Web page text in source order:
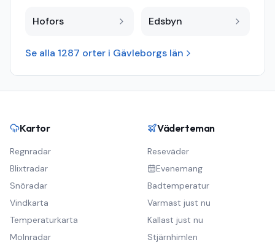
Hofors Edsbyn
Se alla 1287 orter i Gävleborgs län
Kartor
Regnradar
Blixtradar
Snöradar
Vindkarta
Temperaturkarta
Molnradar
Väderteman
Reseväder
Evenemang
Badtemperatur
Varmast just nu
Kallast just nu
Stjärnhimlen